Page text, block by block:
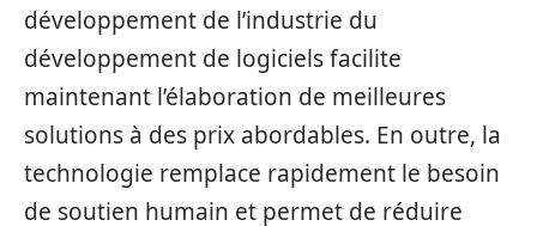
développement de l’industrie du
développement de logiciels facilite
maintenant l’élaboration de meilleures
solutions à des prix abordables. En outre, la
technologie remplace rapidement le besoin
de soutien humain et permet de réduire